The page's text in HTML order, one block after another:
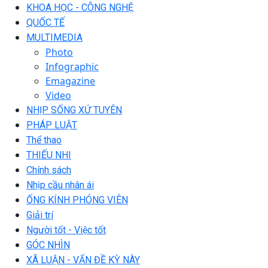
KHOA HỌC - CÔNG NGHỆ
QUỐC TẾ
MULTIMEDIA
Photo
Infographic
Emagazine
Video
NHỊP SỐNG XỨ TUYÊN
PHÁP LUẬT
Thể thao
THIẾU NHI
Chính sách
Nhịp cầu nhân ái
ỐNG KÍNH PHÓNG VIÊN
Giải trí
Người tốt - Việc tốt
GÓC NHÌN
XÃ LUẬN - VẤN ĐỀ KỲ NÀY